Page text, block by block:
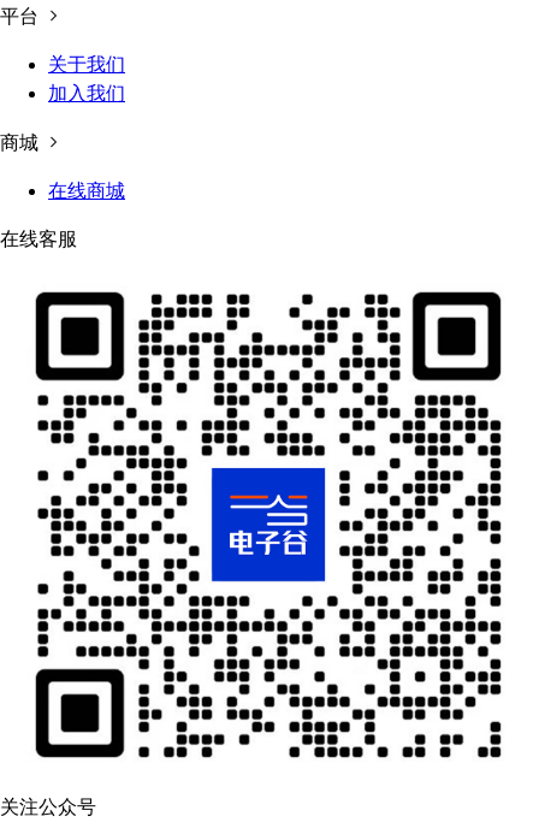
平台
关于我们
加入我们
商城
在线商城
在线客服
关注公众号